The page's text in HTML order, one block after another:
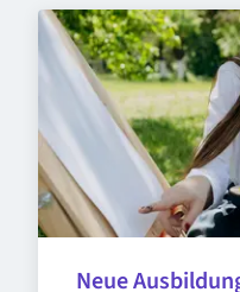
Neue